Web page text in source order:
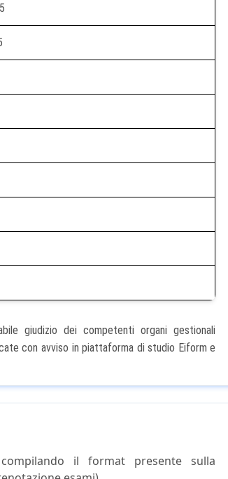
giudizio dei competenti organi gestionali
con avviso in piattaforma di studio Eiform e
il format presente sulla